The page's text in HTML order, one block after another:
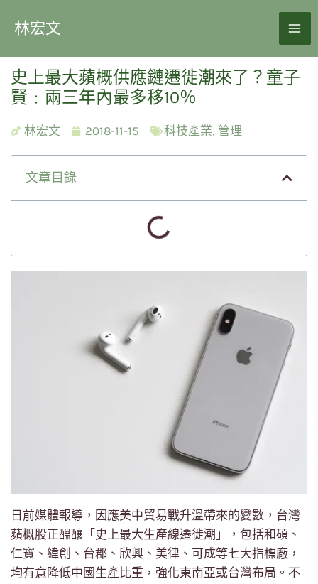
林宏文
史上最大蘋概供應鏈遷徙潮來了？童子
賢﹕兩三年內最多移10％
林宏文 2018-11-15 科技產業, 管理
文章目錄
日前媒體報導，因應美中貿易戰升溫帶來的變數，台灣
蘋概股正醞釀「史上最大生產線遷徙潮」，包括和碩、
仁寶、緯創、台郡、欣興、美律、可成等七大指標廠，
均有意降低中國生產比重，強化東南亞或台灣布局。不